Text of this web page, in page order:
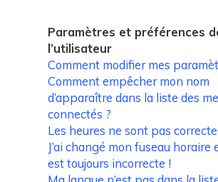
Paramètres et préférences
l’utilisateur
Comment modifier mes
Comment empêcher mon nom
d’apparaître dans la liste des
connectés ?
Les heures ne sont pas
J’ai changé mon fuseau horaire
est toujours incorrecte !